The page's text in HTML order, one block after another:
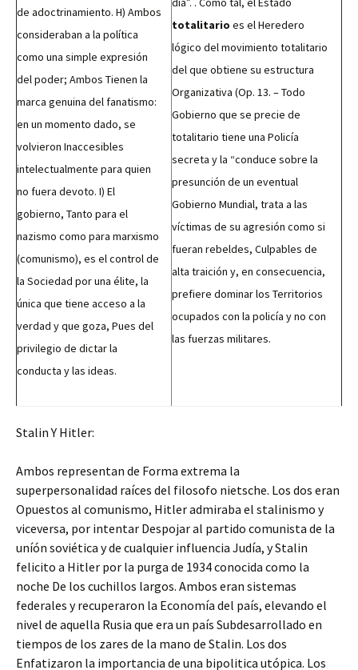
de adoctrinamiento. H) Ambos
consideraban a la política
como una simple expresión
del poder; Ambos Tienen la
marca genuina del fanatismo:
en un momento dado, se
volvieron Inaccesibles
intelectualmente para quien
no fuera devoto. I) El
gobierno, Tanto para el
nazismo como para marxismo
(comunismo), es el control de
la Sociedad por una élite, la
única que tiene acceso a la
verdad y que goza, Pues del
privilegio de dictar la
conducta y las ideas.
totalitario es el Heredero
lógico del movimiento totalitario
del que obtiene su estructura
Organizativa (Op. 13. – Todo
Gobierno que se precie de
totalitario tiene una Policía
secreta y la “conduce sobre la
presunción de un eventual
Gobierno Mundial, trata a las
víctimas de su agresión como si
fueran rebeldes, Culpables de
alta traición y, en consecuencia,
prefiere dominar los Territorios
ocupados con la policía y no con
las fuerzas militares.
Stalin Y Hitler:
Ambos representan de Forma extrema la
superpersonalidad raíces del filosofo nietsche. Los dos eran
Opuestos al comunismo, Hitler admiraba el stalinismo y
viceversa, por intentar Despojar al partido comunista de la
uníón soviética y de cualquier influencia Judía, y Stalin
felicito a Hitler por la purga de 1934 conocida como la
noche De los cuchillos largos. Ambos eran sistemas
federales y recuperaron la Economía del país, elevando el
nivel de aquella Rusia que era un país Subdesarrollado en
tiempos de los zares de la mano de Stalin. Los dos
Enfatizaron la importancia de una bipolitica utópica. Los